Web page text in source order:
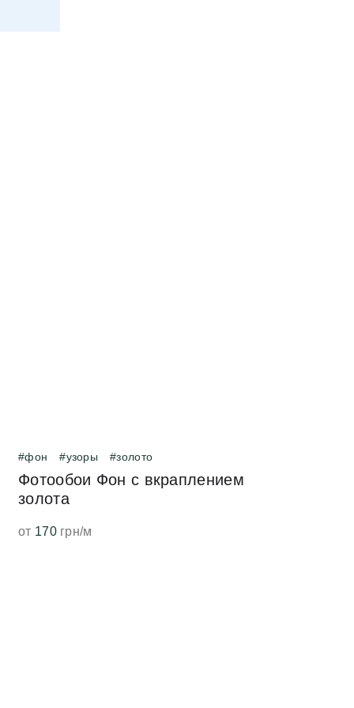
#фон #узоры #золото
Фотообои Фон с вкраплением
золота
от 170грн/м